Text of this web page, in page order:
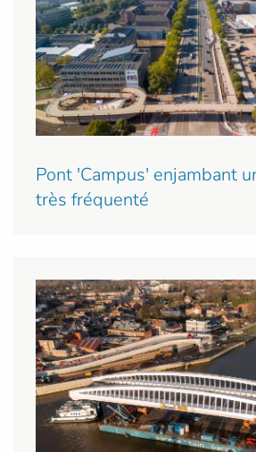
Pont 'Campus' enjambant
très fréquenté